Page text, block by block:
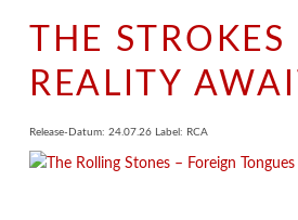
THE STROKES
REALITY
Release-Datum: 24.07.26 Label: RCA